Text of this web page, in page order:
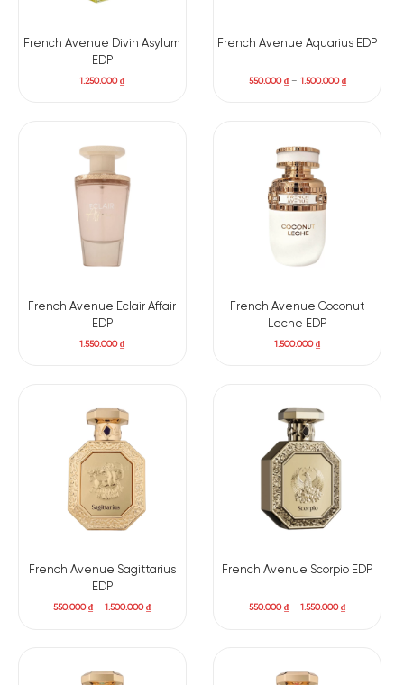
French Avenue Divin Asylum
EDP
1.250.000₫
French Avenue Aquarius EDP
550.000₫– 1.500.000₫
French Avenue Eclair Affair
EDP
1.550.000₫
French Avenue Coconut
Leche EDP
1.500.000₫
French Avenue Sagittarius
EDP
550.000₫ –1.500.000₫
French Avenue Scorpio EDP
550.000₫ –1.550.000₫